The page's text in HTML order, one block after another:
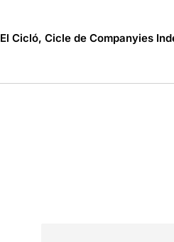
El Cicló, Cicle de Companyies